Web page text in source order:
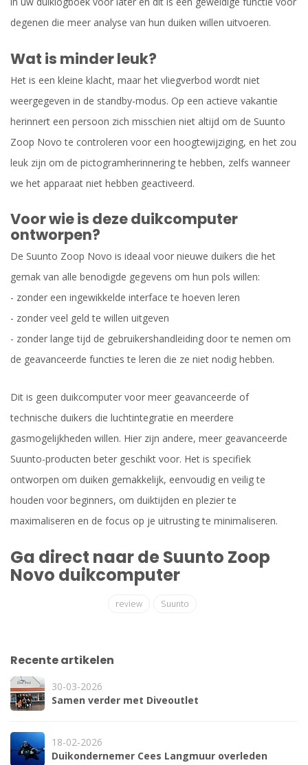
degenen die meer analyse van hun duiken willen uitvoeren.
Wat is minder leuk?
Het is een kleine klacht, maar het vliegverbod wordt niet
weergegeven in de standby-modus. Op een actieve vakantie
herinnert een persoon zich misschien niet altijd om de Suunto
Zoop Novo te controleren voor een hoogtewijziging, en het zou
leuk zijn om de pictogramherinnering te hebben, zelfs wanneer
we het apparaat niet hebben geactiveerd.
Voor wie is deze duikcomputer
ontworpen?
De Suunto Zoop Novo is ideaal voor nieuwe duikers die het
gemak van alle benodigde gegevens om hun pols willen:
- zonder een ingewikkelde interface te hoeven leren
- zonder veel geld te willen uitgeven
- zonder lange tijd de gebruikershandleiding door te nemen om
de geavanceerde functies te leren die ze niet nodig hebben.
Dit is geen duikcomputer voor meer geavanceerde of
technische duikers die luchtintegratie en meerdere
gasmogelijkheden willen. Hier zijn andere, meer geavanceerde
Suunto-producten beter geschikt voor. Het is specifiek
ontworpen om duiken gemakkelijk, eenvoudig en veilig te
houden voor beginners, om duiktijden en plezier te
maximaliseren en de focus op je uitrusting te minimaliseren.
Ga direct naar de Suunto Zoop
Novo duikcomputer
review Suunto
Recente artikelen
30-03-2026
Samen verder met Diveoutlet
18-02-2026
Duikondernemer Cees Langmuur overleden